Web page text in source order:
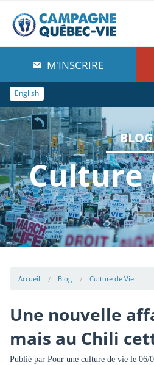
À propos de nous
Blog
Comprendre
Agir
Boutique
M'INSCRIRE
English
BLOG
Culture
Accueil Blog Culture de Vie
Une nouvelle
mais au Chili
Publié par Pour une culture de viele 06/